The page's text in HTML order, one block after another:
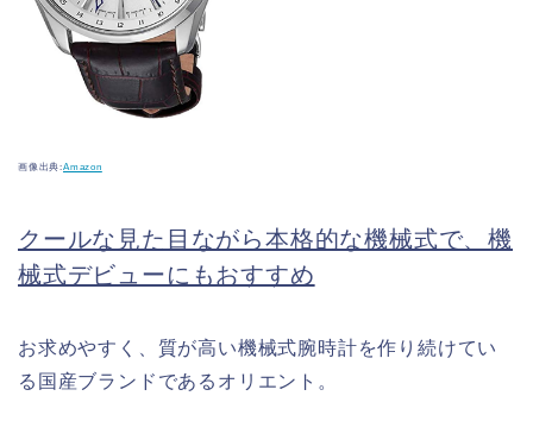
画像出典:Amazon
クールな見た目ながら本格的な機械式で、機
械式デビューにもおすすめ
お求めやすく、質が高い機械式腕時計を作り続けてい
る国産ブランドであるオリエント。